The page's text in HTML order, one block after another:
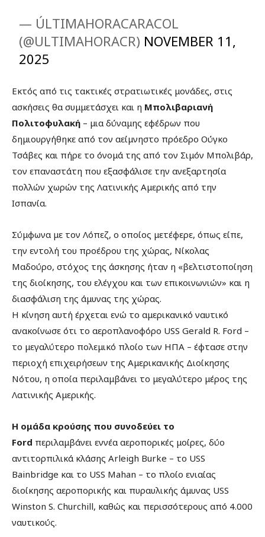
— ÚLTIMAHORACARACOL
(@ULTIMAHORACR) NOVEMBER 11,
2025
Εκτός από τις τακτικές στρατιωτικές μονάδες, στις
ασκήσεις θα συμμετάσχει και η Μπολιβαριανή
Πολιτοφυλακή – μια δύναμης εφέδρων που
δημιουργήθηκε από τον αείμνηστο πρόεδρο Ούγκο
Τσάβες και πήρε το όνομά της από τον Σιμόν Μπολιβάρ,
τον επαναστάτη που εξασφάλισε την ανεξαρτησία
πολλών χωρών της Λατινικής Αμερικής από την
Ισπανία.
Σύμφωνα με τον Λόπεζ, ο οποίος μετέφερε, όπως είπε,
την εντολή του προέδρου της χώρας, Νίκολας
Μαδούρο, στόχος της άσκησης ήταν η «βελτιστοποίηση
της διοίκησης, του ελέγχου και των επικοινωνιών» και η
διασφάλιση της άμυνας της χώρας.
Η κίνηση αυτή έρχεται ενώ το αμερικανικό ναυτικό
ανακοίνωσε ότι το αεροπλανοφόρο USS Gerald R. Ford –
το μεγαλύτερο πολεμικό πλοίο των ΗΠΑ – έφτασε στην
περιοχή επιχειρήσεων της Αμερικανικής Διοίκησης
Νότου, η οποία περιλαμβάνει το μεγαλύτερο μέρος της
Λατινικής Αμερικής.
Η ομάδα κρούσης που συνοδεύει το
Ford περιλαμβάνει εννέα αεροπορικές μοίρες, δύο
αντιτορπιλικά κλάσης Arleigh Burke – το USS
Bainbridge και το USS Mahan – το πλοίο ενιαίας
διοίκησης αεροπορικής και πυραυλικής άμυνας USS
Winston S. Churchill, καθώς και περισσότερους από 4.000
ναυτικούς.